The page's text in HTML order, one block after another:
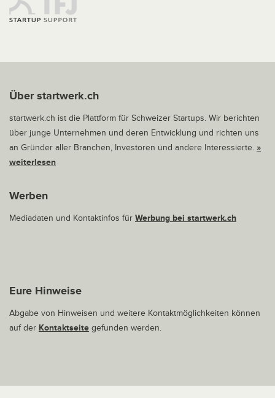
Über startwerk.ch
startwerk.ch ist die Plattform für Schweizer Startups. Wir berichten
über junge Unternehmen und deren Entwicklung und richten uns
an Gründer aller Branchen, Investoren und andere Interessierte. »
weiterlesen
Werben
Mediadaten und Kontaktinfos für Werbung bei startwerk.ch
Eure Hinweise
Abgabe von Hinweisen und weitere Kontaktmöglichkeiten können
auf der Kontaktseite gefunden werden.